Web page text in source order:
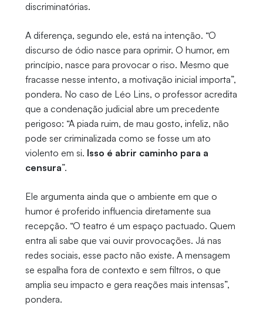
discriminatórias.
A diferença, segundo ele, está na intenção. “O
discurso de ódio nasce para oprimir. O humor, em
princípio, nasce para provocar o riso. Mesmo que
fracasse nesse intento, a motivação inicial importa”,
pondera. No caso de Léo Lins, o professor acredita
que a condenação judicial abre um precedente
perigoso: “A piada ruim, de mau gosto, infeliz, não
pode ser criminalizada como se fosse um ato
violento em si. Isso é abrir caminho para a
censura”.
Ele argumenta ainda que o ambiente em que o
humor é proferido influencia diretamente sua
recepção. “O teatro é um espaço pactuado. Quem
entra ali sabe que vai ouvir provocações. Já nas
redes sociais, esse pacto não existe. A mensagem
se espalha fora de contexto e sem filtros, o que
amplia seu impacto e gera reações mais intensas”,
pondera.